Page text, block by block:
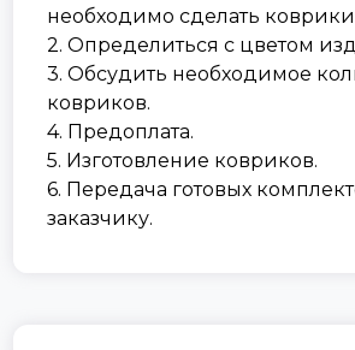
необходимо сделать коврики
2. Определиться с цветом
3. Обсудить необходимое
ковриков.
4. Предоплата.
5. Изготовление ковриков.
6. Передача готовых
заказчику.